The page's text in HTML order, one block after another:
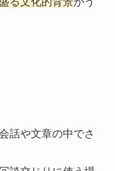
話や文章の中でさ